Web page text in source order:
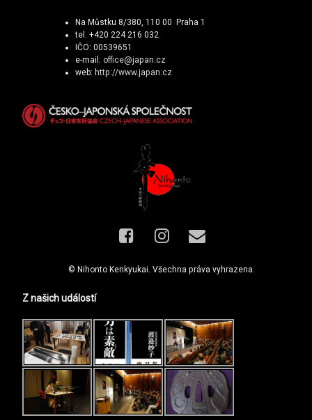
Na Můstku 8/380, 110 00 Praha 1
tel. +420 224 216 032
IČO: 00539651
e-mail: office@japan.cz
web: http://www.japan.cz
Facebook
Instagram
E-mail
© Nihonto Kenkyukai. Všechna práva vyhrazena.
Z našich událostí